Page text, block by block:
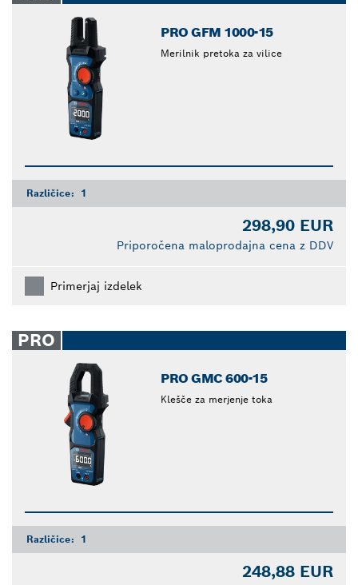
PRO GFM 1000-15
Merilnik pretoka za vilice
Različice: 1
298,90 EUR
Priporočena maloprodajna cena z DDV
Primerjaj izdelek
PRO
PRO GMC 600-15
Klešče za merjenje toka
Različice: 1
248,88 EUR